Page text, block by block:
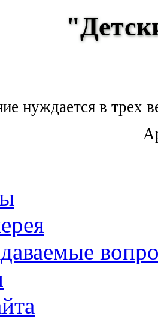
нуждается в трех